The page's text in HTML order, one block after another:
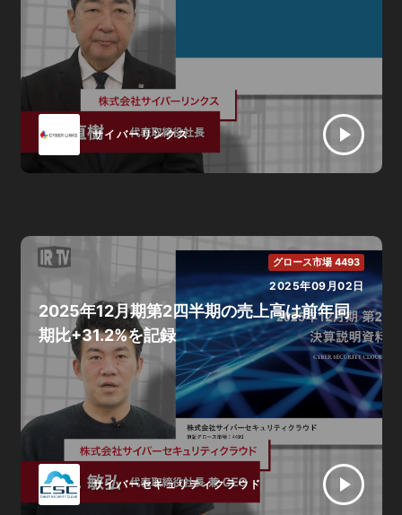
サイバーリンクス
グロース市場 4493
2025年09月02日
サイバーセキュリティクラウド
2025年12月期第2四半期の売上高は前年同
期比+31.2%を記録